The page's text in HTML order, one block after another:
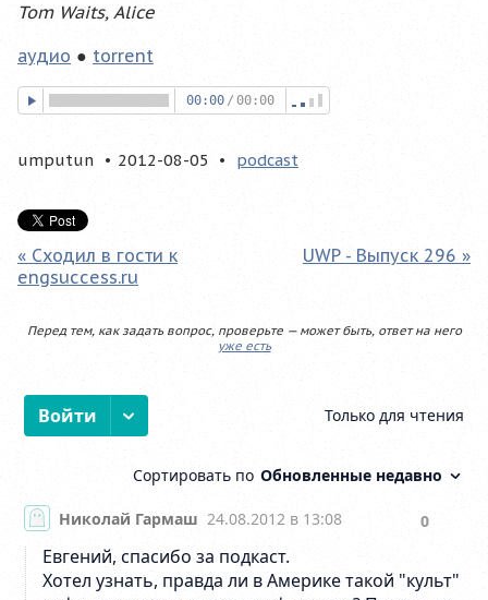
Tom Waits, Alice
аудио ● torrent
00:00 / 00:00
umputun 2012-08-05 podcast
« Сходил в гости к
engsuccess.ru
UWP - Выпуск 296 »
Перед тем, как задать вопрос, проверьте — может быть, ответ на него
уже есть